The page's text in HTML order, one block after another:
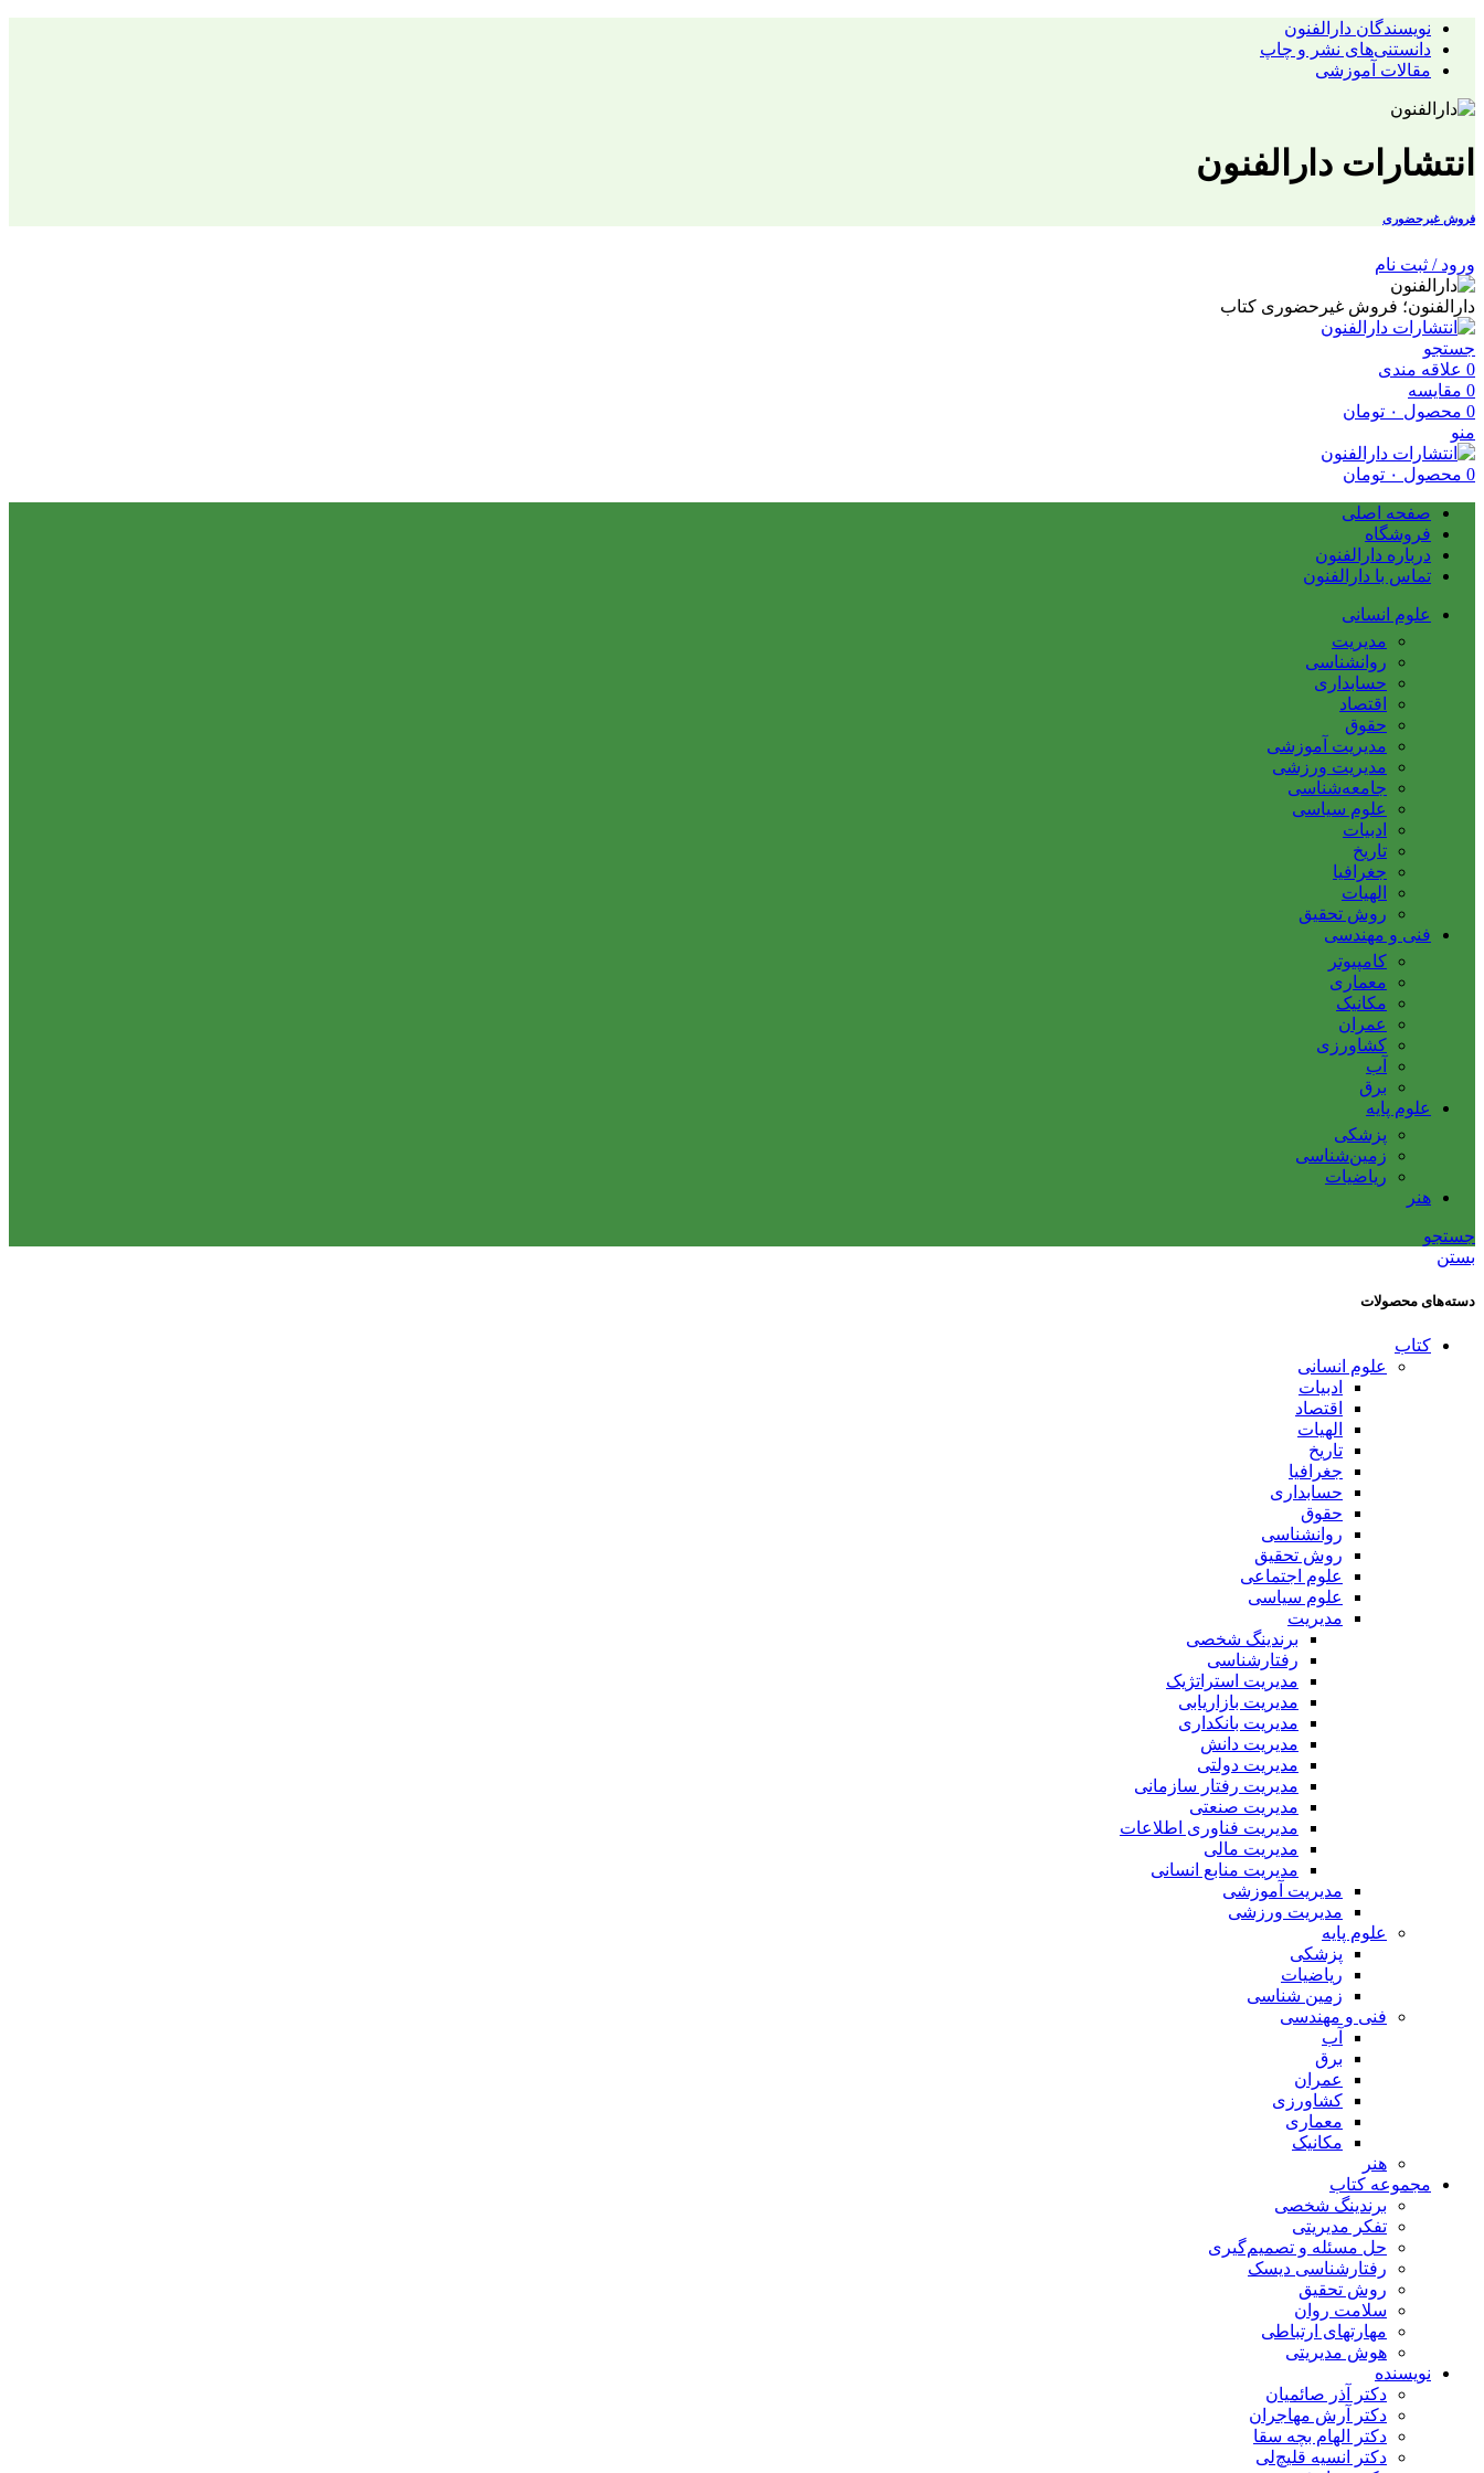
نویسندگان دارالفنون
دانستنی‌های نشر و چاپ
مقالات آموزشی
انتشارات دارالفنون
فروش غیرحضوری
ورود / ثبت نام
دارالفنون؛ فروش غیرحضوری کتاب
جستجو
0 علاقه مندی
0 مقایسه
0 محصول ۰ تومان
منو
0 محصول ۰ تومان
صفحه اصلی
فروشگاه
درباره دارالفنون
تماس با دارالفنون
علوم انسانی
مدیریت
روانشناسی
حسابداری
اقتصاد
حقوق
مدیریت آموزشی
مدیریت ورزشی
جامعه‌شناسی
علوم سیاسی
ادبیات
تاریخ
جغرافیا
الهیات
روش تحقیق
فنی و مهندسی
کامپیوتر
معماری
مکانیک
عمران
کشاورزی
آب
برق
علوم پایه
پزشکی
زمین‌شناسی
ریاضیات
هنر
جستجو
بستن
دسته‌های محصولات
کتاب
علوم انسانی
ادبیات
اقتصاد
الهیات
تاریخ
جغرافیا
حسابداری
حقوق
روانشناسی
روش تحقیق
علوم اجتماعی
علوم سیاسی
مدیریت
برندینگ شخصی
رفتارشناسی
مدیریت استراتژیک
مدیریت بازاریابی
مدیریت بانکداری
مدیریت دانش
مدیریت دولتی
مدیریت رفتار سازمانی
مدیریت صنعتی
مدیریت فناوری اطلاعات
مدیریت مالی
مدیریت منابع انسانی
مدیریت آموزشی
مدیریت ورزشی
علوم پایه
پزشکی
ریاضیات
زمین شناسی
فنی و مهندسی
آب
برق
عمران
کشاورزی
معماری
مکانیک
هنر
مجموعه کتاب
برندینگ شخصی
تفکر مدیریتی
حل مسئله و تصمیم‌گیری
رفتارشناسی دیسک
روش تحقیق
سلامت روان
مهارتهای ارتباطی
هوش مدیریتی
نویسنده
دکتر آذر صائمیان
دکتر آرش مهاجران
دکتر الهام بچه سقا
دکتر انسیه قلیچ‌لی